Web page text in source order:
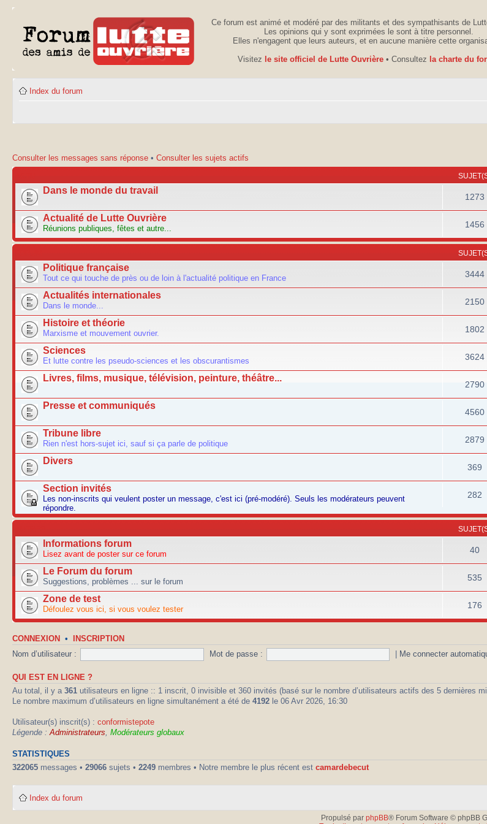
Ce forum est animé et modéré par des militants et des sympathisants de
Les opinions qui y sont exprimées le sont à titre personnel.
Elles n'engagent que leurs auteurs, et en aucune manière cette
Visitez le site officiel de Lutte Ouvrière • Consultez la charte du
Index du forum
Consulter les messages sans réponse • Consulter les sujets actifs
Dans le monde du travail
1273
Actualité de Lutte Ouvrière
Réunions publiques, fêtes et autre... 1456
Politique française
Tout ce qui touche de près ou de loin à l'actualité politique en France 3444
Actualités internationales
Dans le monde... 2150
Histoire et théorie
Marxisme et mouvement ouvrier. 1802
Sciences
Et lutte contre les pseudo-sciences et les obscurantismes 3624
Livres, films, musique, télévision, peinture, théâtre...
2790
Presse et communiqués
4560
Tribune libre
Rien n'est hors-sujet ici, sauf si ça parle de politique 2879
Divers
369
Section invités
Les non-inscrits qui veulent poster un message, c'est ici (pré-modéré). Seuls les modérateurs peuvent
répondre.
282
Informations forum
Lisez avant de poster sur ce forum 40
Le Forum du forum
Suggestions, problèmes ... sur le forum 535
Zone de test
Défoulez vous ici, si vous voulez tester 176
CONNEXION • INSCRIPTION
Nom d’utilisateur : Mot de passe : Me connecter
QUI EST EN LIGNE ?
Au total, il y a 361 utilisateurs en ligne :: 1 inscrit, 0 invisible et 360 invités (basé sur le nombre d’utilisateurs actifs des 5 dernières
Le nombre maximum d’utilisateurs en ligne simultanément a été de 4192 le 06 Avr 2026, 16:30
Utilisateur(s) inscrit(s) : conformistepote
Légende : Administrateurs Modérateurs globaux
STATISTIQUES
322065 messages • 29066 sujets • 2249 membres • Notre membre le plus récent est camardebecut
Index du forum
Propulsé par phpBB® Forum Software © phpBB